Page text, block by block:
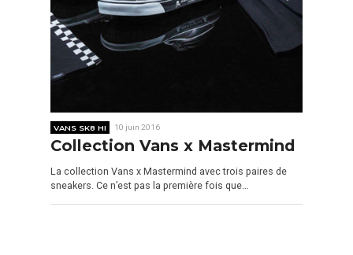
VANS SK8 HI 10 juin 2016
Collection Vans x Mastermind
La collection Vans x Mastermind avec trois paires de
sneakers. Ce n’est pas la première fois que…